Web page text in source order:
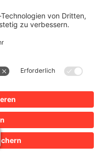
von 12:30 bis 13:00